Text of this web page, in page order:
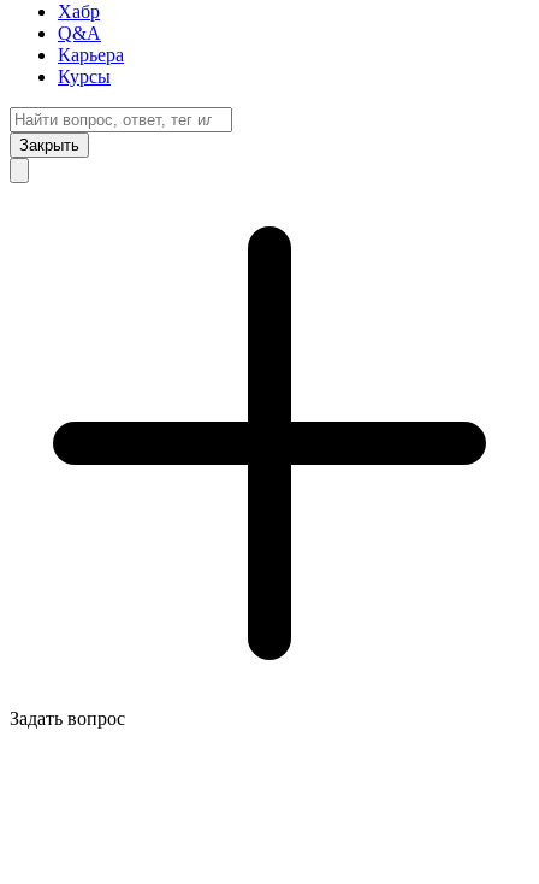
Хабр
Q&A
Карьера
Курсы
Закрыть
Задать вопрос